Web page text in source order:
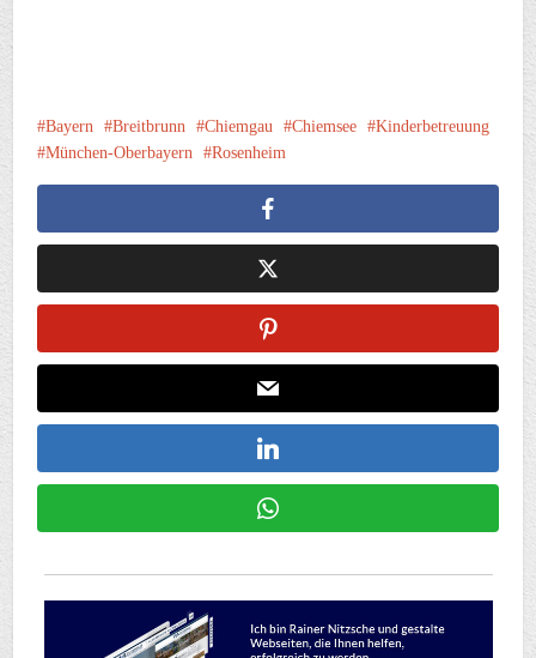
Bayern Breitbrunn Chiemgau Chiemsee
Kinderbetreuung
München-Oberbayern
Rosenheim